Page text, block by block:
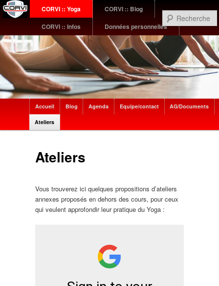
Menu
principal
Aller
contenu
principal
Aller
contenu
secondaire
CORVI :: Yoga
CORVI :: Blog
CORVI :: Infos
Données personnelles
Accueil Blog Agenda Equipe/contact AG/Documents
Ateliers
Ateliers
Vous trouverez ici quelques propositions d’ateliers
annexes proposés en dehors des cours, pour ceux
qui veulent approfondir leur pratique du Yoga :